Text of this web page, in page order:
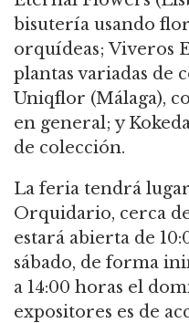
bisutería usando
orquídeas; Viveros
plantas variadas de
Uniqflor (Málaga),
en general; y
de colección.
La feria tendrá
Orquidario, cerca
estará abierta de
sábado, de forma
a 14:00 horas el
expositores es de